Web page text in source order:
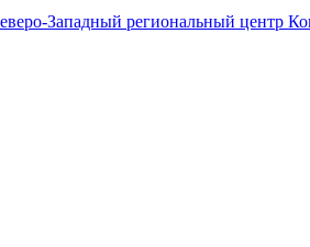
Западный региональный центр